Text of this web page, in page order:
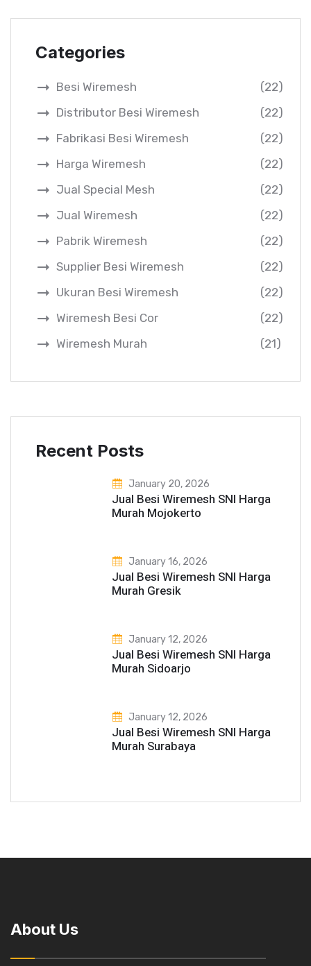
Categories
Besi Wiremesh
(22)
Distributor Besi Wiremesh
(22)
Fabrikasi Besi Wiremesh
(22)
Harga Wiremesh
(22)
Jual Special Mesh
(22)
Jual Wiremesh
(22)
Pabrik Wiremesh
(22)
Supplier Besi Wiremesh
(22)
Ukuran Besi Wiremesh
(22)
Wiremesh Besi Cor
(22)
Wiremesh Murah
(21)
Recent Posts
January 20, 2026
Jual Besi Wiremesh SNI Harga
Murah Mojokerto
January 16, 2026
Jual Besi Wiremesh SNI Harga
Murah Gresik
January 12, 2026
Jual Besi Wiremesh SNI Harga
Murah Sidoarjo
January 12, 2026
Jual Besi Wiremesh SNI Harga
Murah Surabaya
About Us